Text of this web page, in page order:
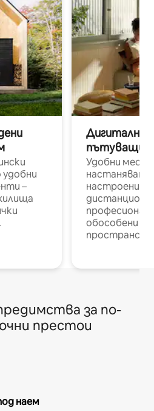
удобни
–
Дигитални
пътуващи
Удобни
настаняване
настроени и
обособени
за по-
престои
наем